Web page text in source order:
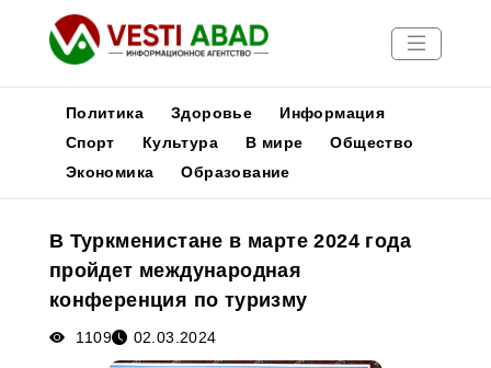
Новости
Медиа
Афиша
Политика Здоровье
Информация
Спорт
Культура В мире
Общество
Экономика
Образование
В Туркменистане в марте 2024 года
пройдет международная
конференция по туризму
1109 02.03.2024